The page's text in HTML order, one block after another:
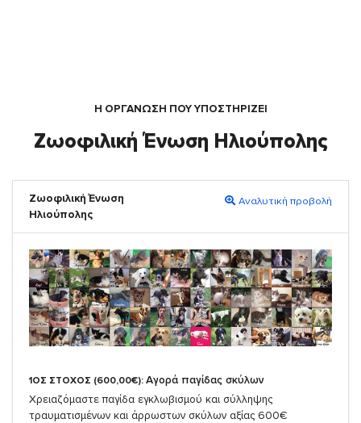
Η ΟΡΓΆΝΩΣΗ ΠΟΥ ΥΠΟΣΤΗΡΙΖΕΙ
Ζωοφιλική Ένωση Ηλιούπολης
Ζωοφιλική Ένωση
Ηλιούπολης
Αναλυτική προβολή
1ΟΣ ΣΤΟΧΟΣ (600,00€): Αγορά παγίδας σκύλων
Χρειαζόμαστε παγίδα εγκλωβισμού και σύλληψης
τραυματισμένων και άρρωστων σκύλων αξίας 600€